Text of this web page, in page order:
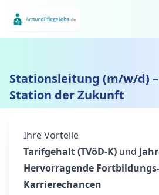
Stationsleitung (m/w/d) –
Station der Zukunft
Ihre Vorteile
Tarifgehalt (TVöD-K) und
Hervorragende
Karrierechancen